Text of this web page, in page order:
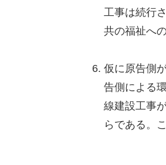
工事は続行
共の福祉へ
仮に原告側
告側による
線建設工事
らである。